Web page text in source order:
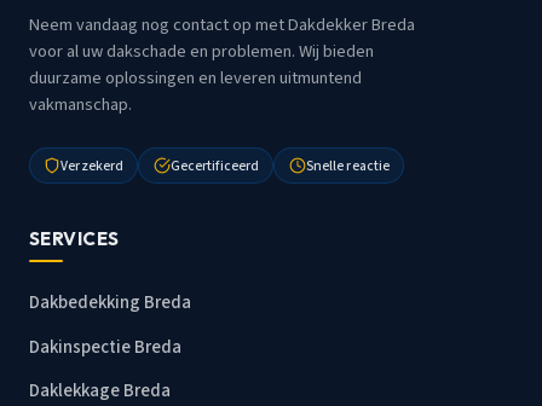
Neem vandaag nog contact op met Dakdekker Breda
voor al uw dakschade en problemen. Wij bieden
duurzame oplossingen en leveren uitmuntend
vakmanschap.
Verzekerd Gecertificeerd Snelle reactie
SERVICES
Dakbedekking Breda
Dakinspectie Breda
Daklekkage Breda